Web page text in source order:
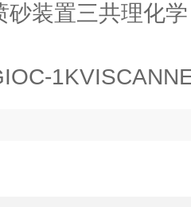
砂装置三共理化学 鼓
1KVISCANNER